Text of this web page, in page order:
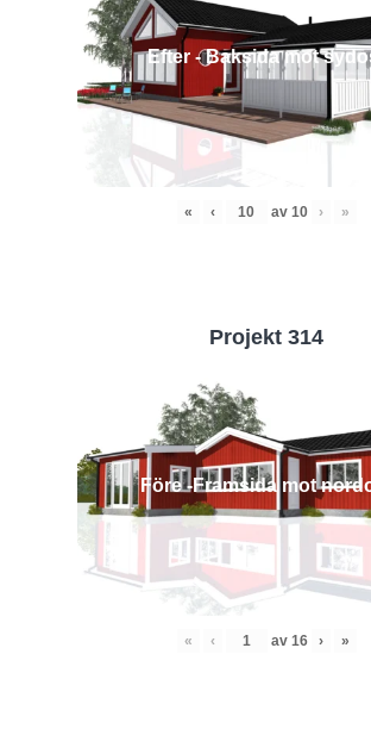
Efter - Baksida mot
« ‹ av 10 › »
Projekt 314
Före -Framsida mot
« ‹ av 16 › »